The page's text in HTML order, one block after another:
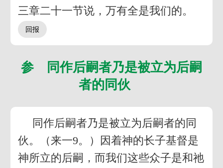
三章二十一节说，万有全是我们的。
参 同作后嗣者乃是被立为后嗣
者的同伙
同作后嗣者乃是被立为后嗣者的同
伙。（来一9。）因着神的长子基督是
神所立的后嗣，而我们这些众子是和祂